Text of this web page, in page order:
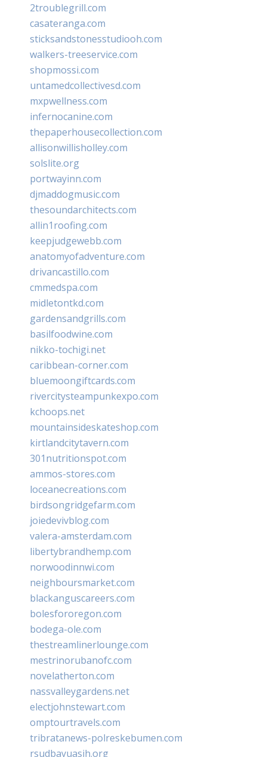
2troublegrill.com
casateranga.com
sticksandstonesstudiooh.com
walkers-treeservice.com
shopmossi.com
untamedcollectivesd.com
mxpwellness.com
infernocanine.com
thepaperhousecollection.com
allisonwillisholley.com
solslite.org
portwayinn.com
djmaddogmusic.com
thesoundarchitects.com
allin1roofing.com
keepjudgewebb.com
anatomyofadventure.com
drivancastillo.com
cmmedspa.com
midletontkd.com
gardensandgrills.com
basilfoodwine.com
nikko-tochigi.net
caribbean-corner.com
bluemoongiftcards.com
rivercitysteampunkexpo.com
kchoops.net
mountainsideskateshop.com
kirtlandcitytavern.com
301nutritionspot.com
ammos-stores.com
loceanecreations.com
birdsongridgefarm.com
joiedevivblog.com
valera-amsterdam.com
libertybrandhemp.com
norwoodinnwi.com
neighboursmarket.com
blackanguscareers.com
bolesfororegon.com
bodega-ole.com
thestreamlinerlounge.com
mestrinorubanofc.com
novelatherton.com
nassvalleygardens.net
electjohnstewart.com
omptourtravels.com
tribratanews-polreskebumen.com
rsudbayuasih.org